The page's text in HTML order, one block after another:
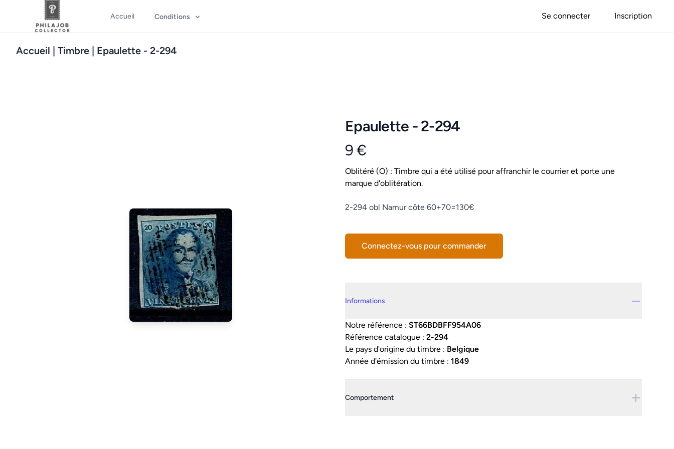
Accueil Conditions Se connecter Inscription
Accueil | Timbre | Epaulette - 2-294
Epaulette - 2-294
Product information
9 €
Conditions
Oblitéré (O) : Timbre qui a été utilisé pour affranchir le courrier et porte une
marque d'oblitération.
Description
2-294 obl Namur côte 60+70=130€
Connectez-vous pour commander
Informations
Notre référence : ST66BDBFF954A06
Référence catalogue : 2-294
Le pays d'origine du timbre : Belgique
Année d'émission du timbre : 1849
Comportement